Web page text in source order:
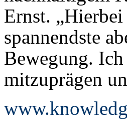
Ernst.
spannendste
Bewegung.
mitzuprägen